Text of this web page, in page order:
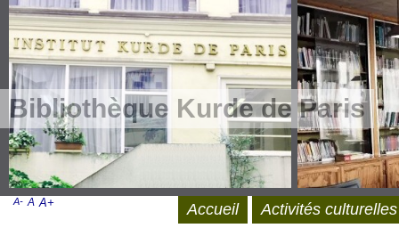
Bibliothèque Kurde de Paris
Accueil Activités culturelles
A- A A+